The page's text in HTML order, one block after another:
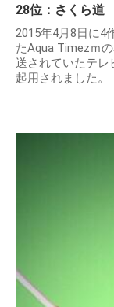
28位：さくら道
2015年4月8日に4
たAqua Timezｍ
送されていたテレ
起用されました。